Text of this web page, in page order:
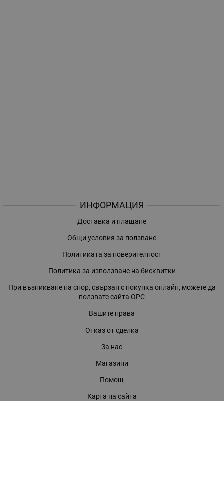
ИНФОРМАЦИЯ
Доставка и плащане
Общи условия за ползване
Политиката за поверителност
Политика за използване на бисквитки
При възникване на спор, свързан с покупка онлайн, можете да
ползвате сайта ОРС
Вашите права
Отказ от сделка
За нас
Магазини
Помощ
Карта на сайта